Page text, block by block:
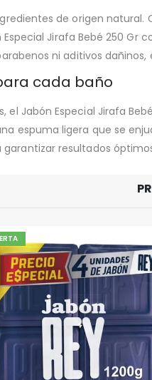
de origen
Jirafa Bebé 250
ni aditivos
cada baño
el Jabón Especial Jirafa
espuma ligera que se
resultados